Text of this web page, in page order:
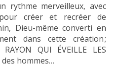
rythme merveilleux, avec
pour créer et recréer de
Dieu-même converti en
dans cette création ;
QUI ÉVEILLE LES
des hommes…